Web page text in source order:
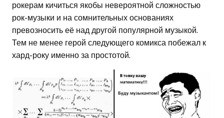
рокерам кичиться якобы невероятной сложностью
рок-музыки и на сомнительных основаниях
превозносить её над другой популярной музыкой.
Тем не менее герой следующего комикса побежал к
хард-року именно за простотой.